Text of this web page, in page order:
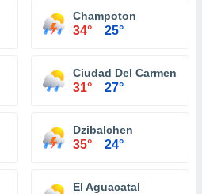
Champoton
34° 25°
Ciudad Del Carmen
31° 27°
Dzibalchen
35° 24°
El Aguacatal